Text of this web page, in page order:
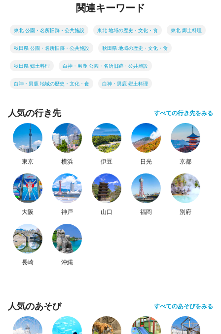
関連キーワード
東北 公園・名所旧跡・公共施設 東北 地域の歴史・文化・食 東北 郷土料理
秋田県 公園・名所旧跡・公共施設 秋田県 地域の歴史・文化・食
秋田県 郷土料理 白神・男鹿 公園・名所旧跡・公共施設
白神・男鹿 地域の歴史・文化・食 白神・男鹿 郷土料理
人気の行き先 すべての行き先をみる
東京 横浜 伊豆 日光 京都
大阪 神戸 山口 福岡 別府
長崎 沖縄
人気のあそび すべてのあそびをみる